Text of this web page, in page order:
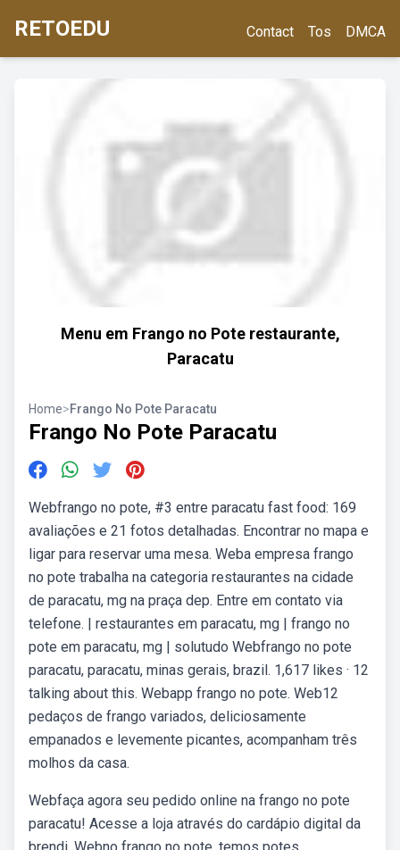
RETOEDU Contact Tos DMCA
Menu em Frango no Pote restaurante,
Paracatu
Home>Frango No Pote Paracatu
Frango No Pote Paracatu
Webfrango no pote, #3 entre paracatu fast food: 169
avaliações e 21 fotos detalhadas. Encontrar no mapa e
ligar para reservar uma mesa. Weba empresa frango
no pote trabalha na categoria restaurantes na cidade
de paracatu, mg na praça dep. Entre em contato via
telefone. | restaurantes em paracatu, mg | frango no
pote em paracatu, mg | solutudo Webfrango no pote
paracatu, paracatu, minas gerais, brazil. 1,617 likes · 12
talking about this. Webapp frango no pote. Web12
pedaços de frango variados, deliciosamente
empanados e levemente picantes, acompanham três
molhos da casa.
Webfaça agora seu pedido online na frango no pote
paracatu! Acesse a loja através do cardápio digital da